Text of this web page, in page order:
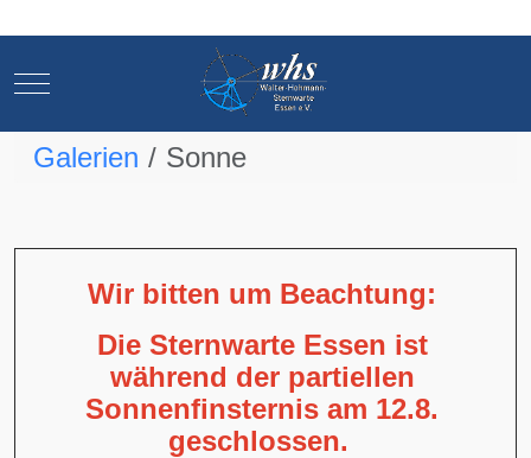
Mobile Menu Toggle
Galerien Sonne
Wir bitten um Beachtung:
Die Sternwarte Essen ist
während der partiellen
Sonnenfinsternis am 12.8.
geschlossen.